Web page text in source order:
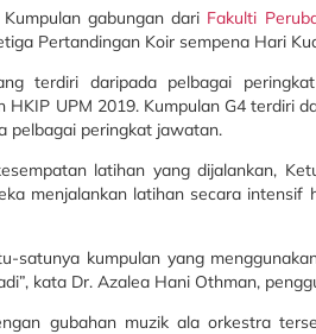
gabungan dari Fakulti
Pertandingan Koir sempena Hari
terdiri daripada pelbagai
HKIP UPM 2019. Kumpulan G4 terdiri
pelbagai peringkat jawatan.
latihan yang dijalankan,
menjalankan latihan secara
satunya kumpulan yang
kata Dr. Azalea Hani Othman,
gubahan muzik ala orkestra